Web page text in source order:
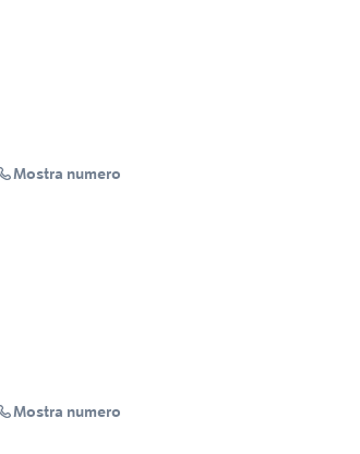
Mostra numero
Mostra numero